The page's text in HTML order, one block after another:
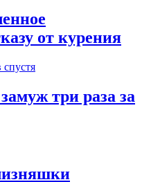
от курения
спустя
три раза за